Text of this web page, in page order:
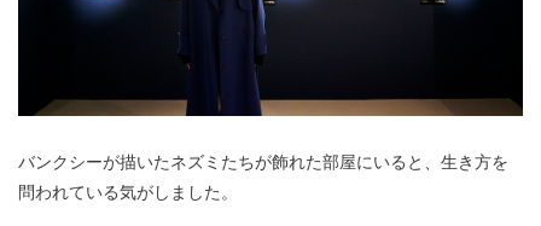
バンクシーが描いたネズミたちが飾れた部屋にいると、生き方を
問われている気がしました。